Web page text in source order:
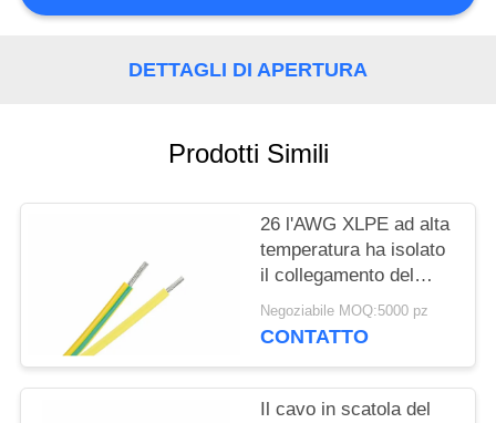
MAPPA
POLICY
DETTAGLI DI APERTURA
Prodotti Simili
26 l'AWG XLPE ad alta
temperatura ha isolato
il collegamento del
cavo 600v cavo 150C
UL3289
Negoziabile MOQ:5000 pz
CONTATTO
Il cavo in scatola del